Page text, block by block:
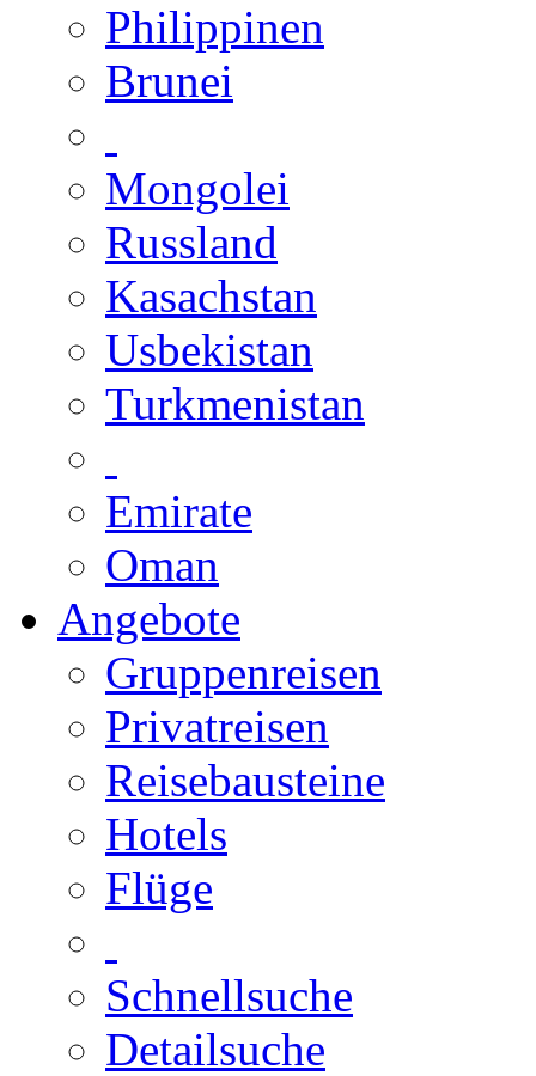
Philippinen
Brunei
Mongolei
Russland
Kasachstan
Usbekistan
Turkmenistan
Emirate
Oman
Angebote
Gruppenreisen
Privatreisen
Reisebausteine
Hotels
Flüge
Schnellsuche
Detailsuche